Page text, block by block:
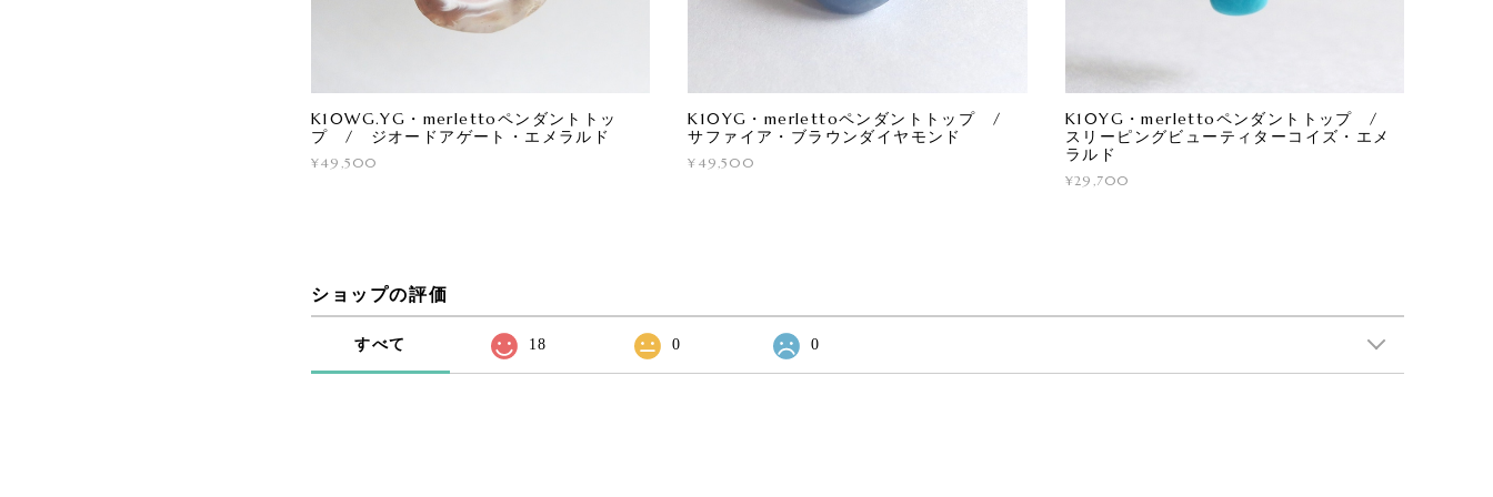
K10WG.YG・merlettoペンダントトッ
プ / ジオードアゲート・エメラルド
¥49,500
K10YG・merlettoペンダントトップ /
サファイア・ブラウンダイヤモンド
¥49,500
K10YG・merlettoペンダントトップ /
スリーピングビューティターコイズ・エメ
ラルド
¥29,700
ショップの評価
すべて 18 0 0